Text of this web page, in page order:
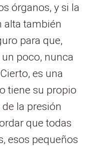
órganos, y si la
alta también
para que,
poco, nunca
es una
tiene su propio
la presión
que todas
esos pequeños